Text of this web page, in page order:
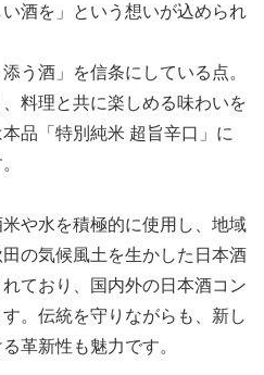
酒を」という想いが込められ
う酒」を信条にしている点。
料理と共に楽しめる味わいを
品「特別純米 超旨辛口」に
や水を積極的に使用し、地域
の気候風土を生かした日本酒
ており、国内外の日本酒コン
。伝統を守りながらも、新し
革新性も魅力です。